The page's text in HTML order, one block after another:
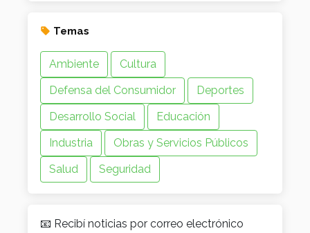
Temas
Ambiente
Cultura
Defensa del Consumidor
Deportes
Desarrollo Social
Educación
Industria
Obras y Servicios Públicos
Salud
Seguridad
📧 Recibí noticias por correo electrónico